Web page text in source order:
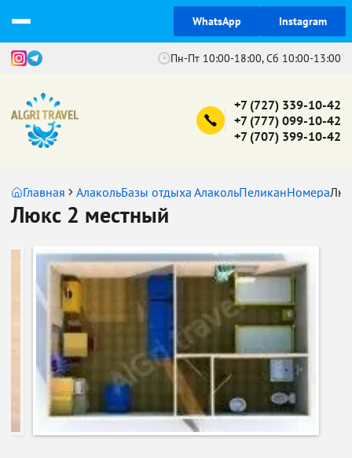
WhatsApp Instagram
Пн-Пт 10:00-18:00, Сб 10:00-13:00
+7 (727) 339-10-42
+7 (777) 099-10-42
+7 (707) 399-10-42
Главная АлакольБазы отдыха АлакольПеликанНомера
Люкс 2 местный